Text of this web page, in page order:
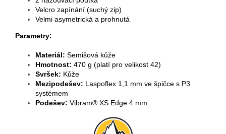
Velcro zapínání (suchý zip)
Velmi asymetrická a prohnutá
Parametry:
Materiál: Semišová kůže
Hmotnost: 470 g (platí pro velikost 42)
Svršek: Kůže
Mezipodešev: Laspoflex 1,1 mm ve špičce s P3
systémem
Podešev: Vibram® XS Edge 4 mm